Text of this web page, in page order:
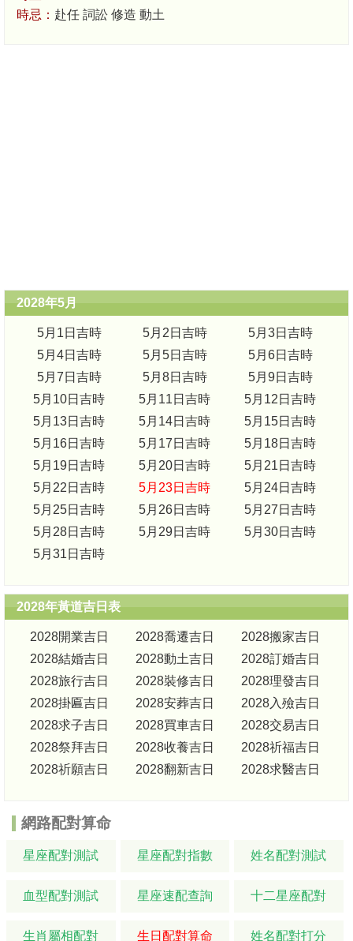
時忌： 赴任 詞訟 修造 動土
2028年5月
5月1日吉時 5月2日吉時
5月3日吉時
5月4日吉時
5月5日吉時
5月6日吉時
5月7日吉時
5月8日吉時
5月9日吉時
5月10日吉時
5月11日吉時
5月12日吉時
5月13日吉時
5月14日吉時
5月15日吉時
5月16日吉時
5月17日吉時
5月18日吉時
5月19日吉時
5月20日吉時
5月21日吉時
5月22日吉時
5月23日吉時
5月24日吉時
5月25日吉時
5月26日吉時
5月27日吉時
5月28日吉時
5月29日吉時
5月30日吉時
5月31日吉時
2028年黃道吉日表
2028開業吉日 2028喬遷吉日
2028搬家吉日
2028結婚吉日
2028動土吉日
2028訂婚吉日
2028旅行吉日
2028裝修吉日
2028理發吉日
2028掛匾吉日
2028安葬吉日
2028入殮吉日
2028求子吉日
2028買車吉日
2028交易吉日
2028祭拜吉日
2028收養吉日
2028祈福吉日
2028祈願吉日
2028翻新吉日 2028求醫吉日
網路配對算命
星座配對測試 星座配對指數 姓名配對測試
血型配對測試 星座速配查詢 十二星座配對
生肖屬相配對 生日配對算命 姓名配對打分